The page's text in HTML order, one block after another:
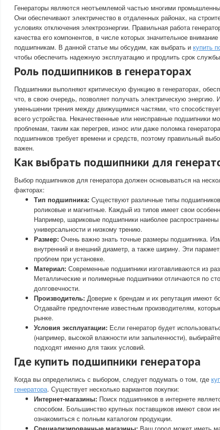
Генераторы являются неотъемлемой частью многими
Они обеспечивают электричество в отдаленных районах, на
условиях отключения электроэнергии. Правильная работа
качества его компонентов, в числе которых значительное
подшипникам. В данной статье мы обсудим, как выбрать и купить
чтобы обеспечить надежную эксплуатацию и продлить срок
Роль подшипников в генераторах
Подшипники выполняют критическую функцию в генераторах,
что, в свою очередь, позволяет получать электрическую энергию.
уменьшении трения между движущимися частями, что
всего устройства. Некачественные или неисправные подшипники
проблемам, таким как перегрев, износ или даже поломка
подшипников требует времени и средств, поэтому правильный
важен.
Как выбрать подшипники для
Выбор подшипников для генератора должен основываться на
факторах:
Тип подшипника: Существуют различные типы
роликовые и магнитные. Каждый из типов имеет свои
Например, шариковые подшипники наиболее распространены
универсальности и низкому трению.
Размер: Очень важно знать точные размеры подшипника.
внутренний и внешний диаметр, а также ширину. Эти
проблем при установке.
Материал: Современные подшипники изготавливаются из
Металлические и полимерные подшипники отличаются по
долговечности.
Производитель: Доверие к брендам и их репутация имеют
Отдавайте предпочтение известным производителям,
рынке.
Условия эксплуатации: Если генератор будет
(например, высокой влажности или запыленности),
подходят именно для таких условий.
Где купить подшипники генератора
Когда вы определились с выбором, следует подумать о том, где
генератора. Существует несколько вариантов покупки:
Интернет-магазины: Поиск подшипников в интернете
способом. Большинство крупных поставщиков имеют свои
ознакомиться с полным каталогом продукции.